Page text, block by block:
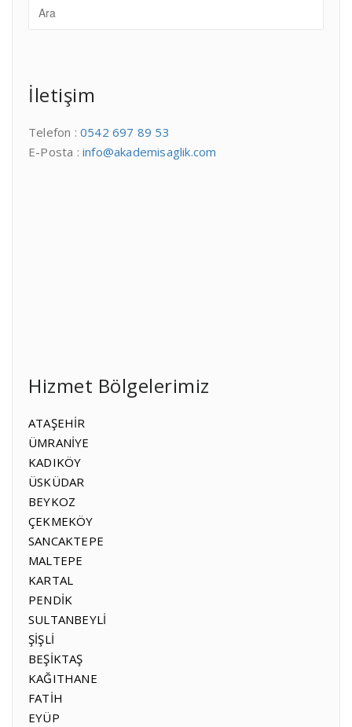
İletişim
Telefon : 0542 697 89 53
E-Posta : info@akademisaglik.com
Hizmet Bölgelerimiz
ATAŞEHİR
ÜMRANİYE
KADIKÖY
ÜSKÜDAR
BEYKOZ
ÇEKMEKÖY
SANCAKTEPE
MALTEPE
KARTAL
PENDİK
SULTANBEYLİ
ŞİŞLİ
BEŞİKTAŞ
KAĞITHANE
FATİH
EYÜP